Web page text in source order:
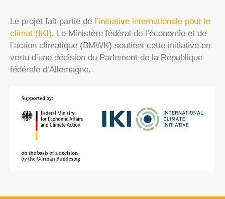
Le projet fait partie de l’initiative internationale pour le
climat (IKI). Le Ministère fédéral de l’économie et de
l’action climatique (BMWK) soutient cette initiative en
vertu d’une décision du Parlement de la République
fédérale d’Allemagne.